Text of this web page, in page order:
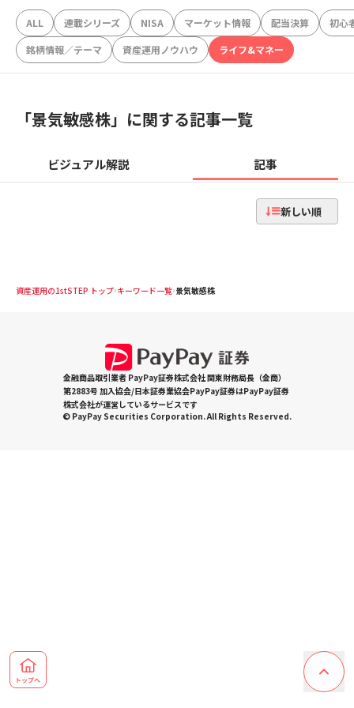
ALL 連載シリーズ NISA マーケット情報 配当決算
初心
銘柄情報／テーマ
資産運用ノウハウ ライフ&マネー
「景気敏感株」に関する記事一覧
ビジュアル解説 記事
新しい順
資産運用の1stSTEP トップ キーワード一覧 景気敏感株
金融商品取引業者 PayPay証券株式会社 関東財務局長（金商）
第2883号 加入協会/日本証券業協会PayPay証券はPayPay証券
株式会社が運営しているサービスです
© PayPay Securities Corporation. All Rights Reserved.